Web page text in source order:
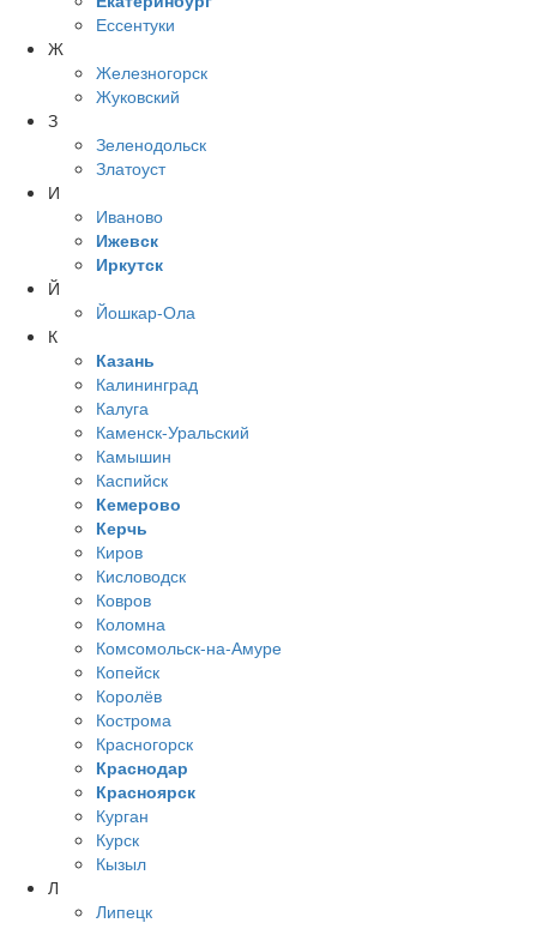
Ессентуки
Ж
Железногорск
Жуковский
З
Зеленодольск
Златоуст
И
Иваново
Ижевск
Иркутск
Й
Йошкар-Ола
К
Казань
Калининград
Калуга
Каменск-Уральский
Камышин
Каспийск
Кемерово
Керчь
Киров
Кисловодск
Ковров
Коломна
Комсомольск-на-Амуре
Копейск
Королёв
Кострома
Красногорск
Краснодар
Красноярск
Курган
Курск
Кызыл
Л
Липецк